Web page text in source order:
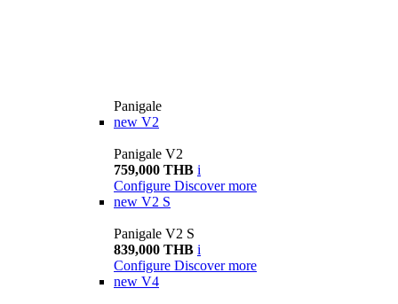
Panigale
new V2
Panigale V2
759,000 THB i
Configure Discover more
new V2 S
Panigale V2 S
839,000 THB i
Configure Discover more
new V4